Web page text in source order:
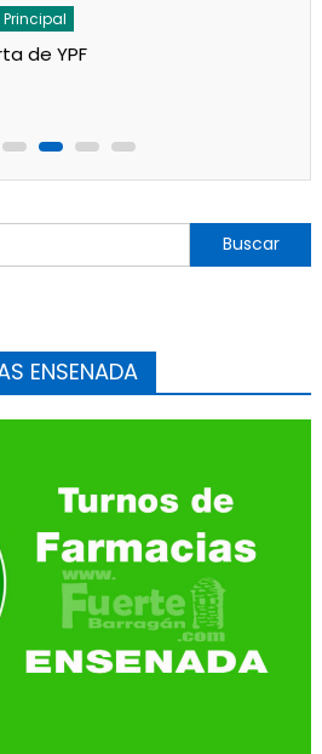
Progreso terminó con
ENSENADA